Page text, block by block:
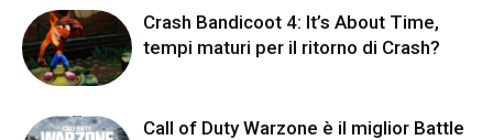
Crash Bandicoot 4: It’s About Time,
tempi maturi per il ritorno di Crash?
Call of Duty Warzone è il miglior Battle